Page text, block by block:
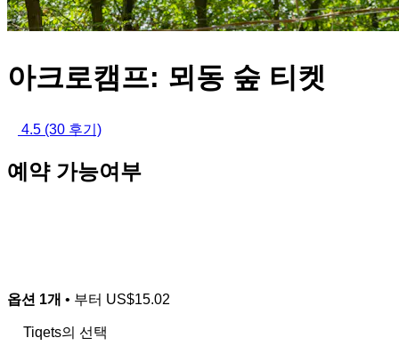
아크로캠프: 뫼동 숲 티켓
4.5 (30 후기)
예약 가능여부
옵션 1개 • 부터 US$15.02
Tiqets의 선택